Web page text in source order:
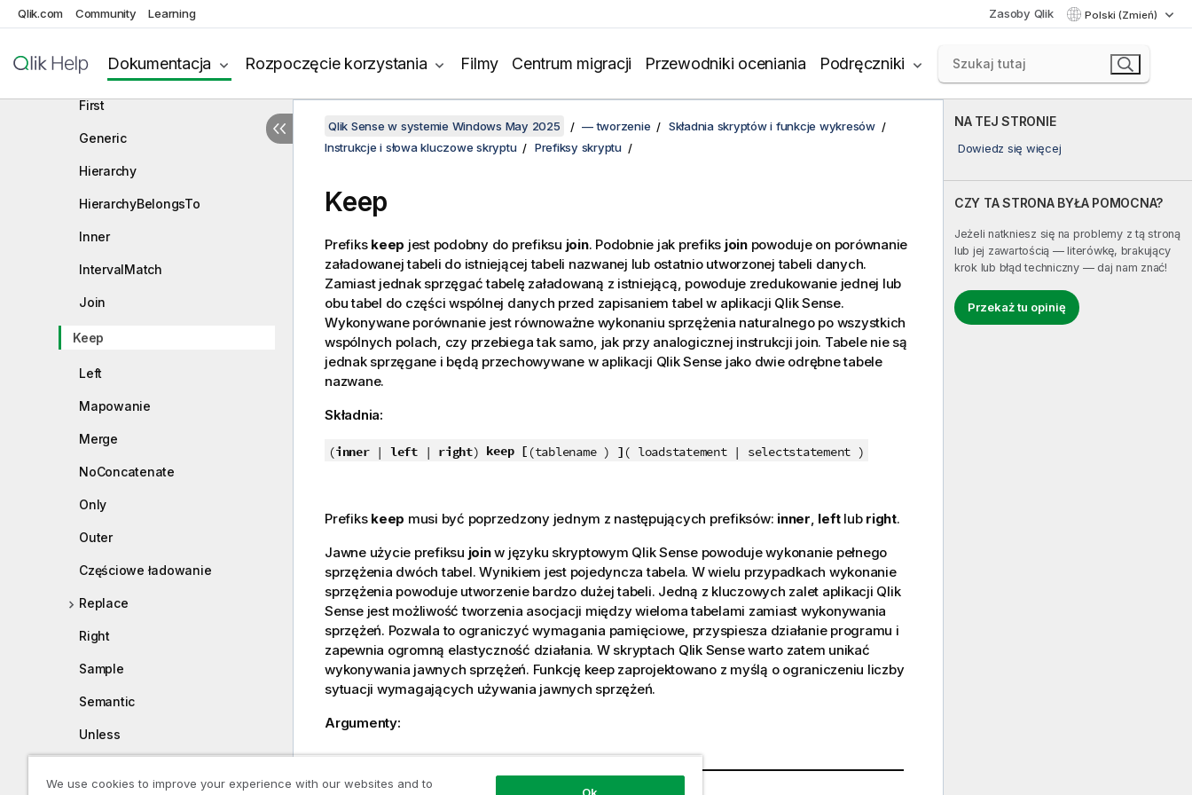
Qlik.com Community Learning Zasoby Qlik Polski (Zmień)
Dokumentacja Rozpoczęcie korzystania Filmy Centrum migracji Przewodniki oceniania Podręczniki
Buffer
Crosstable
First
Generic
Hierarchy
HierarchyBelongsTo
Inner
IntervalMatch
Join
Keep
Left
Mapowanie
Merge
NoConcatenate
Only
Outer
Częściowe ładowanie
Replace
Right
Sample
Semantic
Unless
NA TEJ STRONIE
Dowiedz się więcej
CZY TA STRONA BYŁA POMOCNA?
Jeżeli natkniesz się na problemy z tą stroną
lub jej zawartością — literówkę, brakujący
krok lub błąd techniczny — daj nam znać!
Przekaż tu opinię
Qlik Sense w systemie Windows May 2025 — tworzenie
Składnia skryptów i funkcje wykresów
Instrukcje i słowa kluczowe skryptu
Prefiksy skryptu
Keep
Prefiks keep jest podobny do prefiksu join. Podobnie jak prefiks joinpowoduje on porównanie
załadowanej tabeli do istniejącej tabeli nazwanej lub ostatnio utworzonej tabeli danych.
Zamiast jednak sprzęgać tabelę załadowaną z istniejącą, powoduje zredukowanie jednej lub
obu tabel do części wspólnej danych przed zapisaniem tabel w aplikacji Qlik Sense.
Wykonywane porównanie jest równoważne wykonaniu sprzężenia naturalnego po wszystkich
wspólnych polach, czy przebiega tak samo, jak przy analogicznej instrukcji join. Tabele nie są
jednak sprzęgane i będą przechowywane w aplikacji Qlik Sense jako dwie odrębne tabele
nazwane.
Składnia:
(inner | left | right) keep [ (tablename ) ] ( loadstatement | selectstatement )
Prefiks keep musi być poprzedzony jednym z następujących prefiksów: inner leftlub right.
Jawne użycie prefiksu joinw języku skryptowym Qlik Sensepowoduje wykonanie pełnego
sprzężenia dwóch tabel. Wynikiem jest pojedyncza tabela. W wielu przypadkach wykonanie
sprzężenia powoduje utworzenie bardzo dużej tabeli. Jedną z kluczowych zalet aplikacji Qlik
Sensejest możliwość tworzenia asocjacji między wieloma tabelami zamiast wykonywania
sprzężeń. Pozwala to ograniczyć wymagania pamięciowe, przyspiesza działanie programu i
zapewnia ogromną elastyczność działania. W skryptach Qlik Sensewarto zatem unikać
wykonywania jawnych sprzężeń. Funkcję keep zaprojektowano z myślą o ograniczeniu liczby
sytuacji wymagających używania jawnych sprzężeń.
Argumenty:
Argument Opis
We use cookies to improve your experience with our websites and to